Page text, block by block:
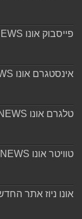
פייסבוק אונו NEWS
אינסטגרם אונו NEWS
טלגרם אונו NEWS
טוויטר אונו NEWS
אונו ניוז אתר